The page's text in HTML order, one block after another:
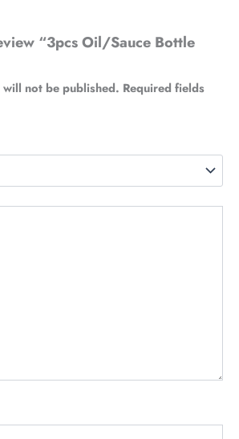
“3pcs Oil/Sauce Bottle
not be published. Required fields